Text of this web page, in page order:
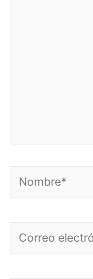
Nombre*
Correo
electrónico*